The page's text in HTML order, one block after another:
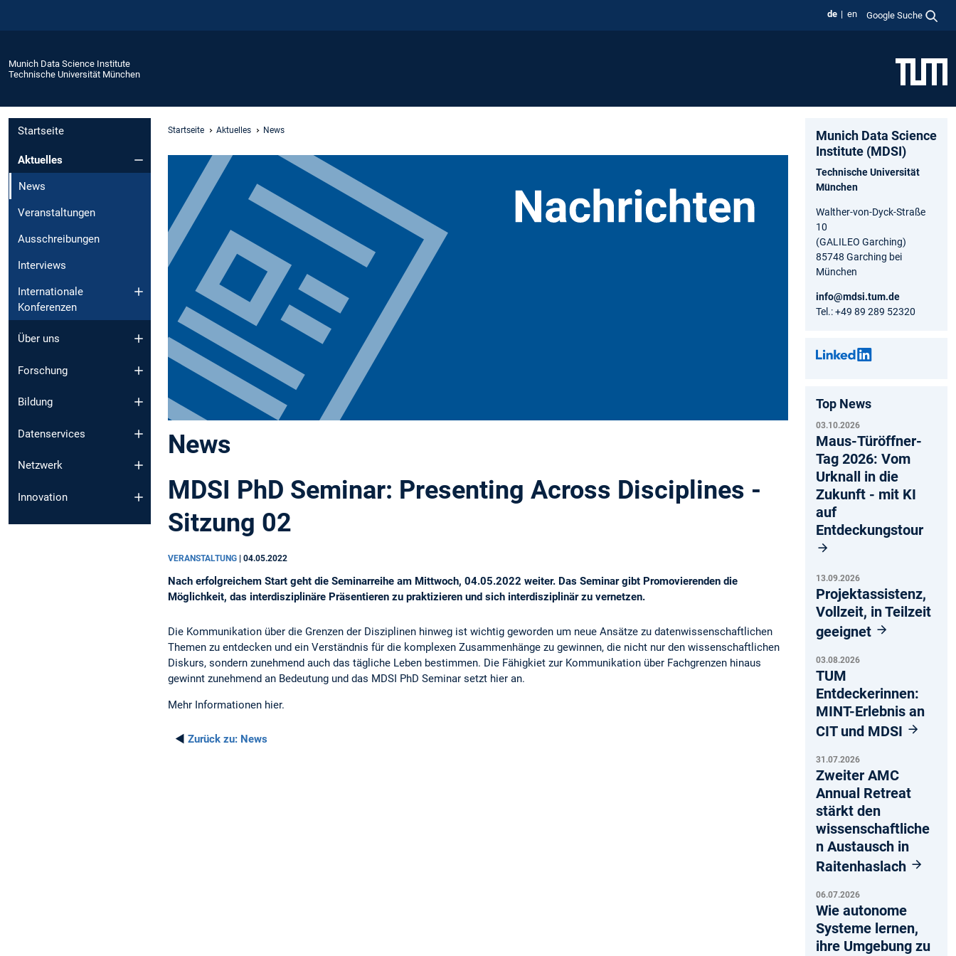
de en Google Suche
Munich Data Science Institute
Technische Universität München
Startseite
Aktuelles
News
Veranstaltungen
Ausschreibungen
Interviews
Internationale
Konferenzen
Über uns
Forschung
Bildung
Datenservices
Netzwerk
Innovation
Startseite Aktuelles News
News
MDSI PhD Seminar: Presenting Across Disciplines -
Sitzung 02
VERANSTALTUNG | 04.05.2022
Nach erfolgreichem Start geht die Seminarreihe am Mittwoch, 04.05.2022 weiter. Das Seminar gibt Promovierenden die
Möglichkeit, das interdisziplinäre Präsentieren zu praktizieren und sich interdisziplinär zu vernetzen.
Die Kommunikation über die Grenzen der Disziplinen hinweg ist wichtig geworden um neue Ansätze zu datenwissenschaftlichen
Themen zu entdecken und ein Verständnis für die komplexen Zusammenhänge zu gewinnen, die nicht nur den wissenschaftlichen
Diskurs, sondern zunehmend auch das tägliche Leben bestimmen. Die Fähigkiet zur Kommunikation über Fachgrenzen hinaus
gewinnt zunehmend an Bedeutung und das MDSI PhD Seminar setzt hier an.
Mehr Informationen hier.
◄ Zurück zu: News
Munich Data Science
Institute (MDSI)
Technische Universität
München
Walther-von-Dyck-Straße
10
(GALILEO Garching)
85748 Garching bei
München
info@mdsi.tum.de
Tel.: +49 89 289 52320
Top News
03.10.2026
Maus-Türöffner-
Tag 2026: Vom
Urknall in die
Zukunft - mit KI
auf
Entdeckungstour
13.09.2026
Projektassistenz,
Vollzeit, in Teilzeit
geeignet
03.08.2026
TUM
Entdeckerinnen:
MINT-Erlebnis an
CIT und MDSI
31.07.2026
Zweiter AMC
Annual Retreat
stärkt den
wissenschaftliche
n Austausch in
Raitenhaslach
06.07.2026
Wie autonome
Systeme lernen,
ihre Umgebung zu